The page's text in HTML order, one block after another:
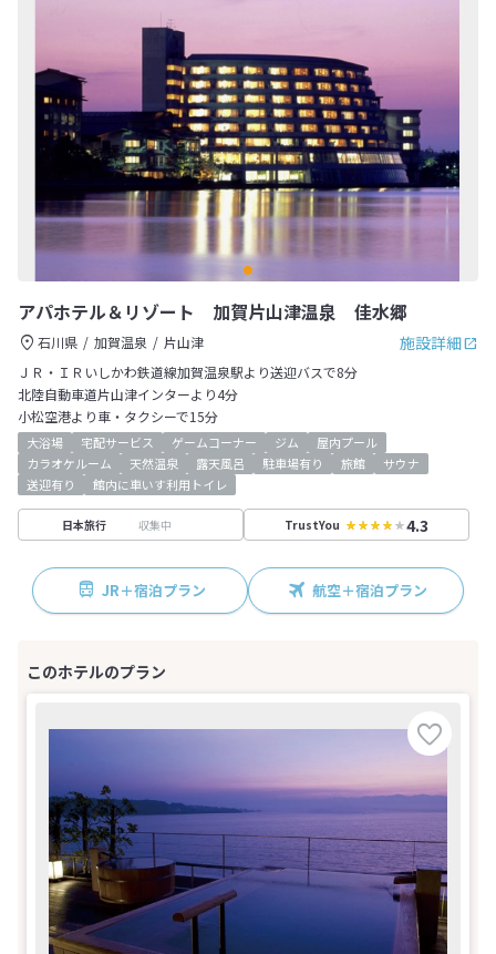
アパホテル＆リゾート 加賀片山津温泉 佳水郷
施設詳細
石川県 加賀温泉
片山津
ＪＲ・ＩＲいしかわ鉄道線加賀温泉駅より送迎バスで8分
北陸自動車道片山津インターより4分
小松空港より車・タクシーで15分
大浴場 宅配サービス ゲームコーナー ジム
屋内プール
カラオケルーム
天然温泉 露天風呂 駐車場有り 旅館
サウナ
送迎有り
館内に車いす利用トイレ
日本旅行 収集中 TrustYou 4.3
JR＋宿泊プラン 航空＋宿泊プラン